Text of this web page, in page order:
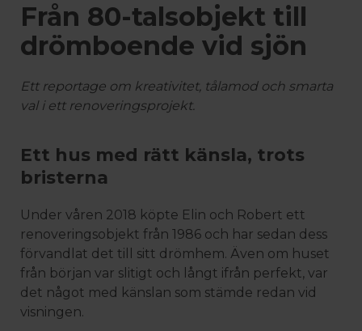
fokus på kvalitet, omtanke och djup kompetens.
Från 80-talsobjekt till
drömboende vid sjön
Ett reportage om kreativitet, tålamod och smarta
val i ett renoveringsprojekt.
Ett hus med rätt känsla, trots
bristerna
Under våren 2018 köpte Elin och Robert ett
renoveringsobjekt från 1986 och har sedan dess
förvandlat det till sitt drömhem. Även om huset
från början var slitigt och långt ifrån perfekt, var
det något med känslan som stämde redan vid
visningen.